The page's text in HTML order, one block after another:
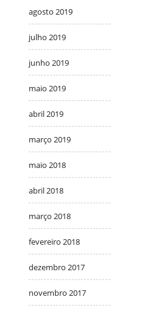
agosto 2019
julho 2019
junho 2019
maio 2019
abril 2019
março 2019
maio 2018
abril 2018
março 2018
fevereiro 2018
dezembro 2017
novembro 2017